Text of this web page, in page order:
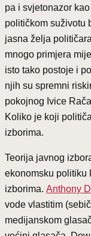
pa i svjetonazor
političkom suživotu
jasna želja
mnogo primjera
isto tako postoje i
njih su spremni
pokojnog Ivice
Koliko je koji
izborima.
Teorija javnog
ekonomsku politiku
izborima. Anthony
vode vlastitim
medijanskom